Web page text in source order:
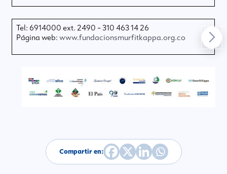
Tel: 6914000 ext. 2490 – 310 463 14 26
Página web:www.fundacionsmurfitkappa.org.co
Compartir en: